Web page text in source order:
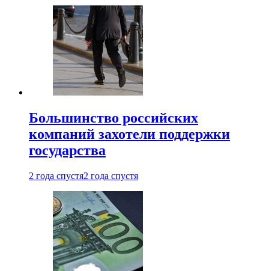
Большинство российских
компаний захотели поддержки
государства
2 года спустя2 года спустя